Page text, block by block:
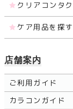
クリアコンタ
ケア用品を探す
店舗案内
ご利用ガイド
カラコンガイド